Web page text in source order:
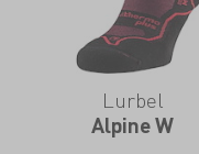
Lurbel
Alpine W